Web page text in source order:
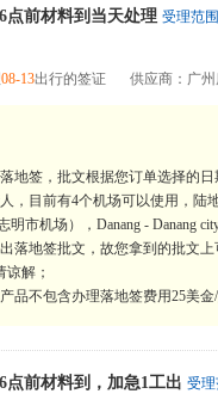
点前材料到当天处理 受理范围
08-13出行的签证 供应商：广
地签，批文根据您订单选择的日
，目前有4个机场可以使用，陆
明市机场），Danang - Danang
落地签批文，故您拿到的批文
解；
品不包含办理落地签费用25美金/
前材料到，加急1工出 受理